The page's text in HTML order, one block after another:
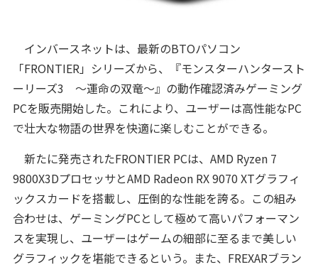
インバースネットは、最新のBTOパソコン
「FRONTIER」シリーズから、『モンスターハンタースト
ーリーズ3 ～運命の双竜～』の動作確認済みゲーミング
PCを販売開始した。これにより、ユーザーは高性能なPC
で壮大な物語の世界を快適に楽しむことができる。
新たに発売されたFRONTIER PCは、AMD Ryzen 7
9800X3DプロセッサとAMD Radeon RX 9070 XTグラフィ
ックスカードを搭載し、圧倒的な性能を誇る。この組み
合わせは、ゲーミングPCとして極めて高いパフォーマン
スを実現し、ユーザーはゲームの細部に至るまで美しい
グラフィックを堪能できるという。また、FREXARブラン